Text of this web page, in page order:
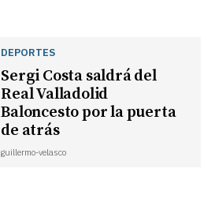
DEPORTES
Sergi Costa saldrá del
Real Valladolid
Baloncesto por la puerta
de atrás
guillermo-velasco